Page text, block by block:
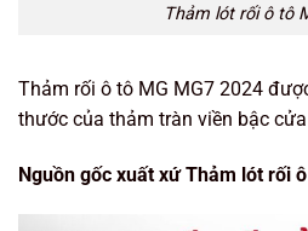
Thảm lót rối ô tô
Thảm rối ô tô MG MG7 2024
thước của thảm tràn viền bậc
Nguồn gốc xuất xứ Thảm lót rối